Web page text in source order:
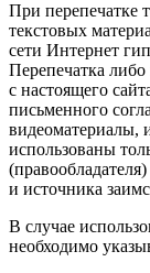
При перепечатке
текстовых
сети Интернет
Перепечатка
с настоящего
письменного
видеоматериалы,
использованы
и источника
В случае
необходимо